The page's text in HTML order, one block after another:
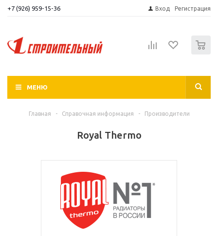
+7 (926) 959-15-36 Вход Регистрация
МЕНЮ
Главная - Справочная информация - Производители
Royal Thermo